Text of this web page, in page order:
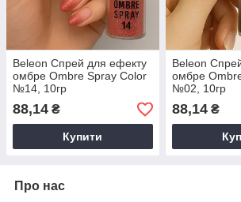
Beleon Спрей для ефекту
омбре Ombre Spray Color
№14, 10гр
88,14 ₴
Купити
Beleon
омбре
№02, 10гр
88,14₴
Про нас